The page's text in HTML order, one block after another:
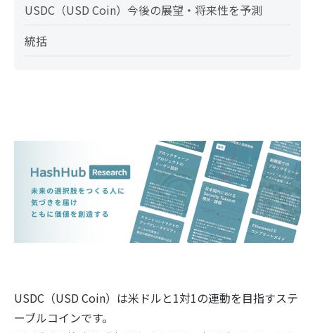
USDC（USD Coin）今後の展望・将来性を予測
統括
USDC（USD Coin）は米ドルと1対1の連動を目指すステ
ーブルコインです。